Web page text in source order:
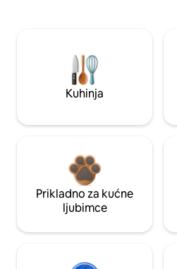
Kuhinja
Prikladno za kućne
ljubimce